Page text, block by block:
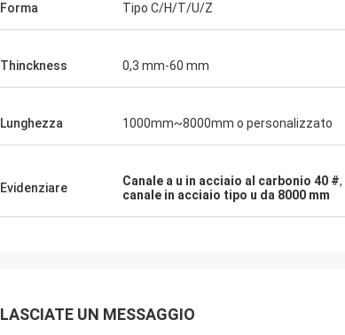
Forma Tipo C/H/T/U/Z
Thinckness 0,3 mm-60 mm
Lunghezza 1000mm~8000mm o personalizzato
Evidenziare Canale a u in acciaio al carbonio 40 #,
canale in acciaio tipo u da 8000 mm
LASCIATE UN MESSAGGIO